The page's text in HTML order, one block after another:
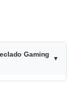
Gaming